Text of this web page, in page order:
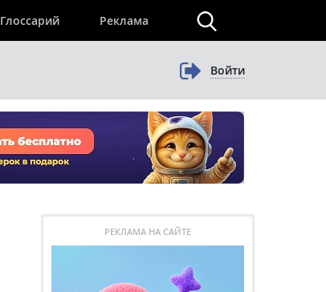
Глоссарий Реклама
Войти
РЕКЛАМА НА САЙТЕ